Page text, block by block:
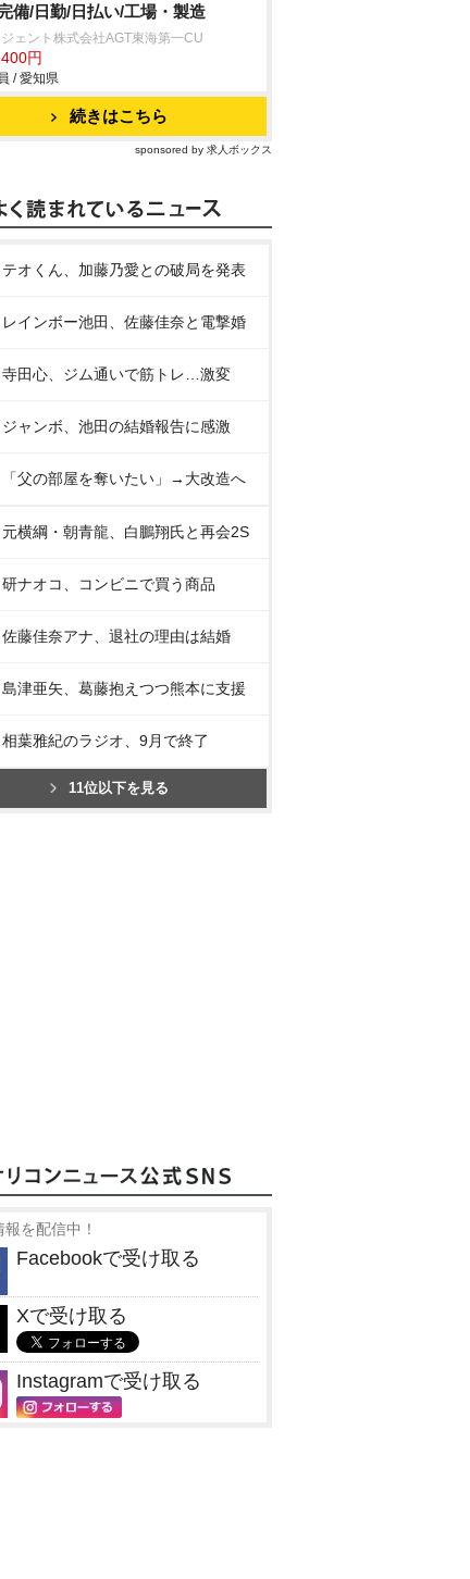
備/日勤/日払い/工場・製造
ェント株式会社AGT東海第一CU
円
/ 愛知県
続きはこちら
sponsored by 求人ボックス
テオくん、加藤乃愛との破局を発表
レインボー池田、佐藤佳奈と電撃婚
寺田心、ジム通いで筋トレ…激変
ジャンボ、池田の結婚報告に感激
「父の部屋を奪いたい」→大改造へ
元横綱・朝青龍、白鵬翔氏と再会2S
研ナオコ、コンビニで買う商品
佐藤佳奈アナ、退社の理由は結婚
島津亜矢、葛藤抱えつつ熊本に支援
相葉雅紀のラジオ、9月で終了
11位以下を見る
を配信中！
Facebookで受け取る
Xで受け取る
Instagramで受け取る